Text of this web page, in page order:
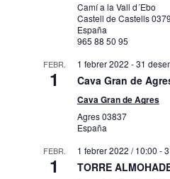
Camí a la Vall d´Ebo
Castell de Castells
España
965 88 50 95
FEBR.
1
1 febrer 2022 -31
Cava Gran de
Cava Gran de Agres
Agres03837
España
FEBR.
1
1 febrer 2022 / 10:00 -
TORRE